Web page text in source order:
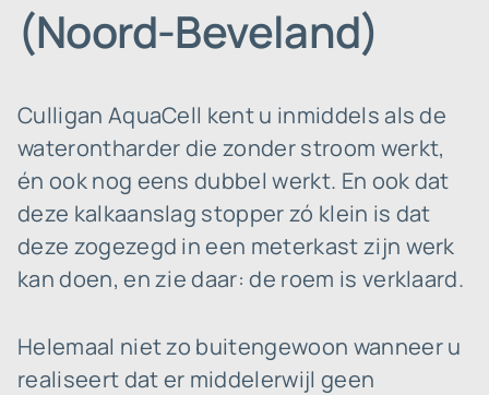
(Noord-Beveland)
Culligan AquaCell kent u inmiddels als de
waterontharder die zonder stroom werkt,
én ook nog eens dubbel werkt. En ook dat
deze kalkaanslag stopper zó klein is dat
deze zogezegd in een meterkast zijn werk
kan doen, en zie daar: de roem is verklaard.
Helemaal niet zo buitengewoon wanneer u
realiseert dat er middelerwijl geen